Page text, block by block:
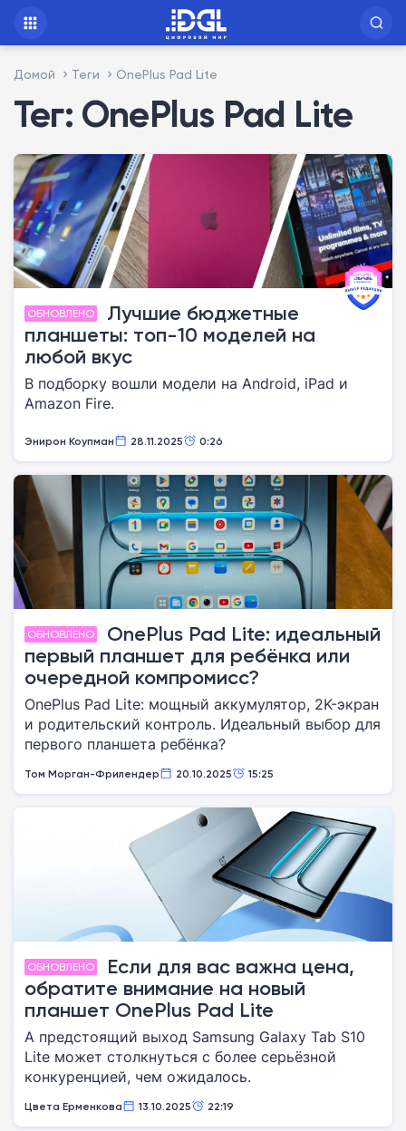
Домой Теги OnePlus Pad Lite
Тег: OnePlus Pad Lite
ОБНОВЛЕНО
Лучшие бюджетные
планшеты: топ-10 моделей на
любой вкус
В подборку вошли модели на Android, iPad и
Amazon Fire.
Энирон Коупман 28.11.2025 0:26
ОБНОВЛЕНО
OnePlus Pad Lite: идеальный
первый планшет для ребёнка или
очередной компромисс?
OnePlus Pad Lite: мощный аккумулятор, 2K-экран
и родительский контроль. Идеальный выбор для
первого планшета ребёнка?
Том Морган-Фрилендер 20.10.2025 15:25
ОБНОВЛЕНО
Если для вас важна цена,
обратите внимание на новый
планшет OnePlus Pad Lite
А предстоящий выход Samsung Galaxy Tab S10
Lite может столкнуться с более серьёзной
конкуренцией, чем ожидалось.
Цвета Ерменкова 13.10.2025 22:19